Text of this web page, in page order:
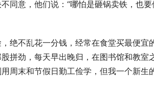
同意，他们说：“哪怕是砸锅卖铁，也要
绝不乱花一分钱，经常在食堂买最便宜
拼劲，每天早出晚归，在图书馆和教室
周末和节假日勤工俭学，但我一个新生